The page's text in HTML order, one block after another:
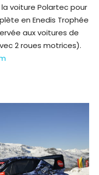
voiture Polartec pour
en Enedis Trophée
aux voitures de
2 roues motrices).